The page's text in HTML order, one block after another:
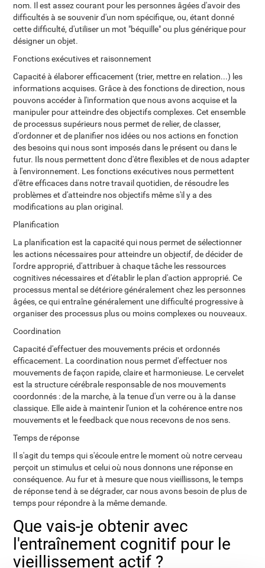
nom. Il est assez courant pour les personnes âgées d'avoir des
difficultés à se souvenir d'un nom spécifique, ou, étant donné
cette difficulté, d'utiliser un mot "béquille" ou plus générique pour
désigner un objet.
Fonctions exécutives et raisonnement
Capacité à élaborer efficacement (trier, mettre en relation...) les
informations acquises. Grâce à des fonctions de direction, nous
pouvons accéder à l'information que nous avons acquise et la
manipuler pour atteindre des objectifs complexes. Cet ensemble
de processus supérieurs nous permet de relier, de classer,
d'ordonner et de planifier nos idées ou nos actions en fonction
des besoins qui nous sont imposés dans le présent ou dans le
futur. Ils nous permettent donc d'être flexibles et de nous adapter
à l'environnement. Les fonctions exécutives nous permettent
d'être efficaces dans notre travail quotidien, de résoudre les
problèmes et d'atteindre nos objectifs même s'il y a des
modifications au plan original.
Planification
La planification est la capacité qui nous permet de sélectionner
les actions nécessaires pour atteindre un objectif, de décider de
l'ordre approprié, d'attribuer à chaque tâche les ressources
cognitives nécessaires et d'établir le plan d'action approprié. Ce
processus mental se détériore généralement chez les personnes
âgées, ce qui entraîne généralement une difficulté progressive à
organiser des processus plus ou moins complexes ou nouveaux.
Coordination
Capacité d'effectuer des mouvements précis et ordonnés
efficacement. La coordination nous permet d'effectuer nos
mouvements de façon rapide, claire et harmonieuse. Le cervelet
est la structure cérébrale responsable de nos mouvements
coordonnés : de la marche, à la tenue d'un verre ou à la danse
classique. Elle aide à maintenir l'union et la cohérence entre nos
mouvements et le feedback que nous recevons de nos sens.
Temps de réponse
Il s'agit du temps qui s'écoule entre le moment où notre cerveau
perçoit un stimulus et celui où nous donnons une réponse en
conséquence. Au fur et à mesure que nous vieillissons, le temps
de réponse tend à se dégrader, car nous avons besoin de plus de
temps pour répondre à la même demande.
Que vais-je obtenir avec
l'entraînement cognitif pour le
vieillissement actif ?